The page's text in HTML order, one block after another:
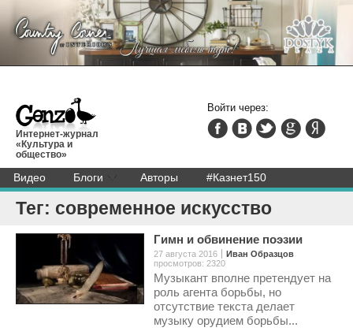
Интернет-журнал
«Культура и
общество»
Видео Блоги Авторы #Казнет150
Войти через:
Тег: современное искусство
Гимн и обвинение поэзии
27 августа 2016
Иван Образцов
просмотров: 2320
Музыкант вполне претендует на
роль агента борьбы, но
отсутствие текста делает
музыку орудием борьбы...